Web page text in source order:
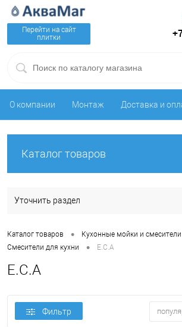
Перейти на сайт
плитки
О компании Монтаж Доставка и
Каталог товаров
Уточнить раздел
Каталог товаров • Кухонные мойки и смесители
Смесители для кухни • E.C.A
E.C.A
Фильтр